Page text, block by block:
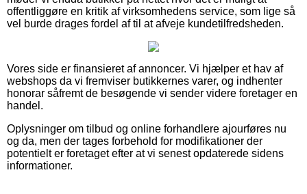
offentliggøre en kritik af virksomhedens service, som lige så
vel burde drages fordel af til at afveje kundetilfredsheden.
Vores side er finansieret af annoncer. Vi hjælper et hav af
webshops da vi fremviser butikkernes varer, og indhenter
honorar såfremt de besøgende vi sender videre foretager en
handel.
Oplysninger om tilbud og online forhandlere ajourføres nu
og da, men der tages forbehold for modifikationer der
potentielt er foretaget efter at vi senest opdaterede sidens
informationer.